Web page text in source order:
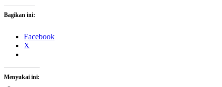
Bagikan ini:
Facebook
X
Menyukai ini: